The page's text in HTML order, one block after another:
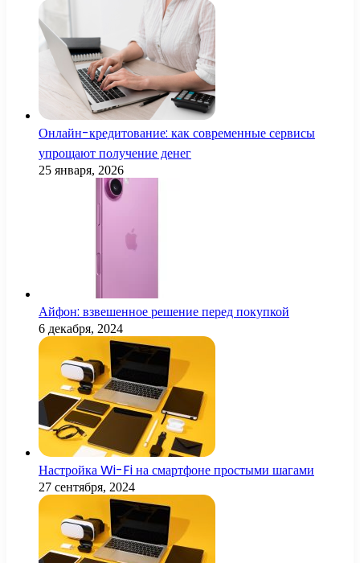
Онлайн-кредитование: как современные сервисы
упрощают получение денег
25 января, 2026
Айфон: взвешенное решение перед покупкой
6 декабря, 2024
Настройка Wi-Fi на смартфоне простыми шагами
27 сентября, 2024